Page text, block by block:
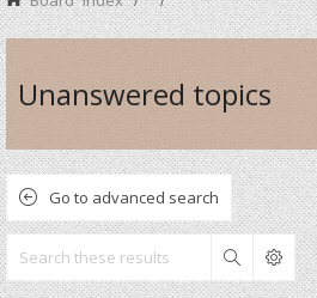
Unanswered topics
Go to advanced search
Search